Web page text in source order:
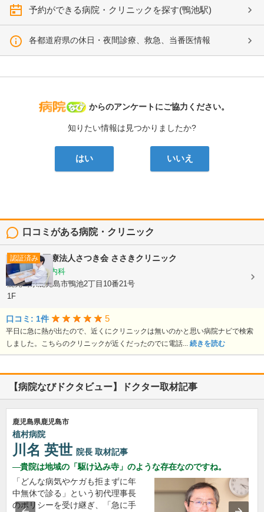
予約ができる病院・クリニックを探す(鴨池駅)
各都道府県の休日・夜間診療、救急、当番医情報
病院なび
からのアンケートにご協力ください。
知りたい情報は見つかりましたか?
はい いいえ
口コミがある病院・クリニック
認証済み 医療法人さつき会 ささきクリニック
内科, 循環器内科
鹿児島県鹿児島市鴨池2丁目10番21号
1F
口コミ: 1件 5
平日に急に熱が出たので、近くにクリニックは無いのかと思い病院ナビで検索
しました。こちらのクリニックが近くだったのでに電話... 続きを読む
【病院なびドクタビュー】ドクター取材記事
鹿児島県鹿児島市
植村病院
川名 英世 院長 取材記事
貴院は地域の「駆け込み寺」のような存在なのですね。
「どんな病気やケガも拒まずに年
中無休で診る」という初代理事長
のポリシーを受け継ぎ、「急に手